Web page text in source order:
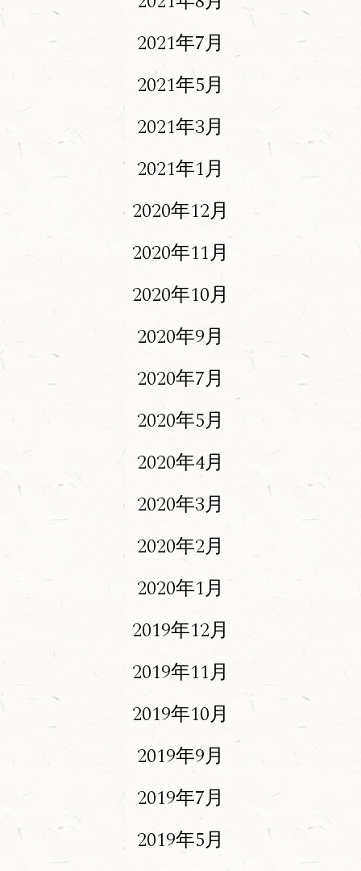
2021年7月
2021年5月
2021年3月
2021年1月
2020年12月
2020年11月
2020年10月
2020年9月
2020年7月
2020年5月
2020年4月
2020年3月
2020年2月
2020年1月
2019年12月
2019年11月
2019年10月
2019年9月
2019年7月
2019年5月